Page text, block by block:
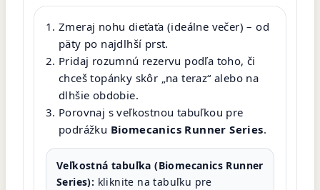
Zmeraj nohu dieťaťa (ideálne večer) – od
päty po najdlhší prst.
Pridaj rozumnú rezervu podľa toho, či
chceš topánky skôr „na teraz“ alebo na
dlhšie obdobie.
Porovnaj s veľkostnou tabuľkou pre
podrážku Biomecanics Runner Series.
Veľkostná tabuľka (Biomecanics Runner
Series): kliknite na tabuľku pre